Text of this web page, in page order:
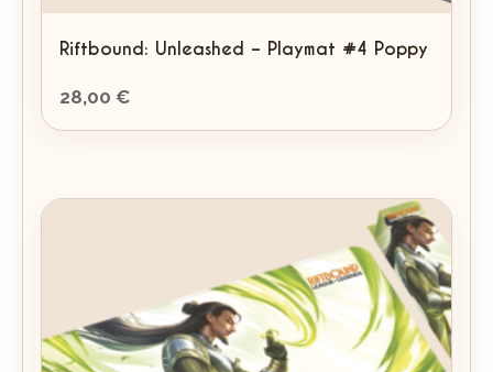
Riftbound: Unleashed – Playmat #4 Poppy
28,00 €